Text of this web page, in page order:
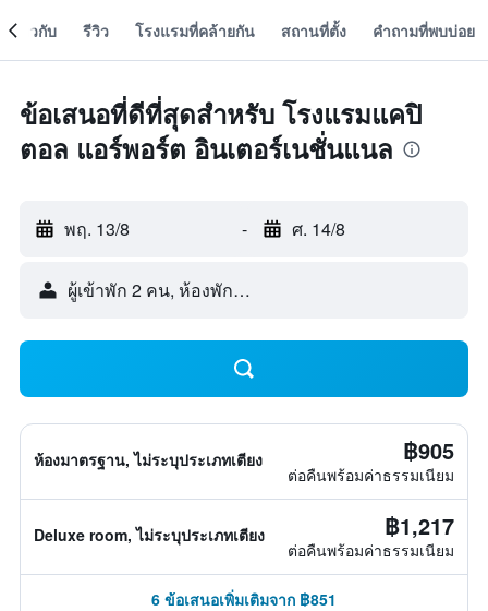
เกี่ยวกับ รีวิว โรงแรมที่คล้ายกัน สถานที่ตั้ง คำถามที่พบบ่อย
ข้อเสนอที่ดีที่สุดสำหรับ โรงแรมแคปิ
ตอล แอร์พอร์ต อินเตอร์เนชั่นแนล
พฤ. 13/8 - ศ. 14/8
ผู้เข้าพัก 2 คน, ห้องพัก 1 ห้อง
ห้องมาตรฐาน, ไม่ระบุประเภทเตียง ฿905
ต่อคืนพร้อมค่าธรรมเนียม
Deluxe room, ไม่ระบุประเภทเตียง ฿1,217
ต่อคืนพร้อมค่าธรรมเนียม
6 ข้อเสนอเพิ่มเติมจาก ฿851